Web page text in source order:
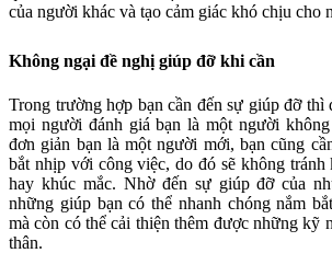
của người khác và tạo cảm giác khó chịu cho
Không ngại đề nghị giúp đỡ khi cần
Trong trường hợp bạn cần đến sự giúp đỡ thì
mọi người đánh giá bạn là một người
đơn giản bạn là một người mới, bạn cũng
bắt nhịp với công việc, do đó sẽ không
hay khúc mắc. Nhờ đến sự giúp đỡ của
những giúp bạn có thể nhanh chóng nắm
mà còn có thể cải thiện thêm được những kỹ
thân.